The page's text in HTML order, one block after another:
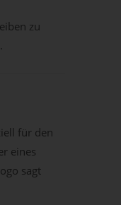
zu
für den
eines
sagt